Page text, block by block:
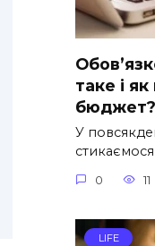
таке і
бюджет?
У
0 11
LIFE